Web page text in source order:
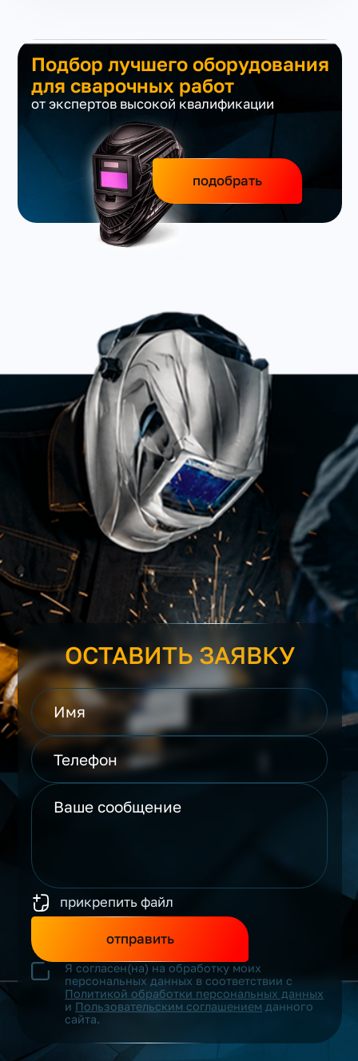
Подбор лучшего оборудования
для сварочных работ
от экспертов высокой квалификации
подобрать
ОСТАВИТЬ ЗАЯВКУ
прикрепить файл
отправить
Я согласен(на) на обработку моих
персональных данных в соответствии с
Политикой обработки персональных данных
и Пользовательским соглашением данного
сайта.